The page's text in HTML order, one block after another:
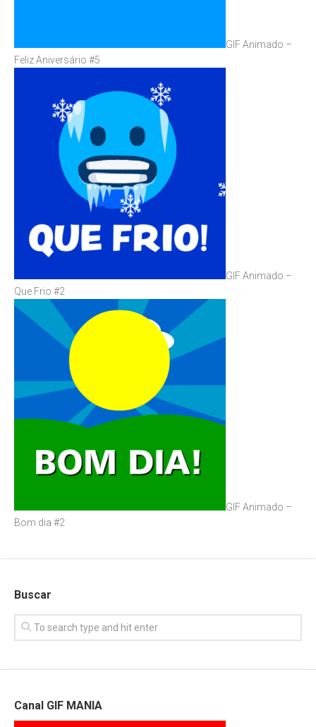
GIF Animado –
Feliz Aniversário #5
GIF Animado –
Que Frio #2
GIF Animado –
Bom dia #2
Buscar
Canal GIF MANIA